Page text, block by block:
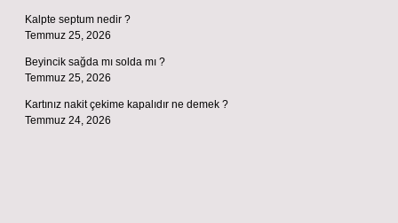
Kalpte septum nedir ?
Temmuz 25, 2026
Beyincik sağda mı solda mı ?
Temmuz 25, 2026
Kartınız nakit çekime kapalıdır ne demek ?
Temmuz 24, 2026